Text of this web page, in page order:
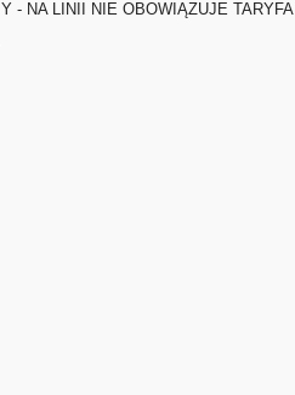
Y - NA LINII NIE OBOWIĄZUJE TARYFA